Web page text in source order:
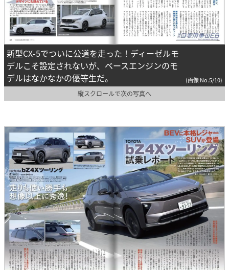
新型CX-5でついに公道を走った！ディーゼルモ
デルこそ設定されないが、ベースエンジンのモ
デルはなかなかの優等生だ。
(画像 No.5/10)
縦スクロールで次の写真へ